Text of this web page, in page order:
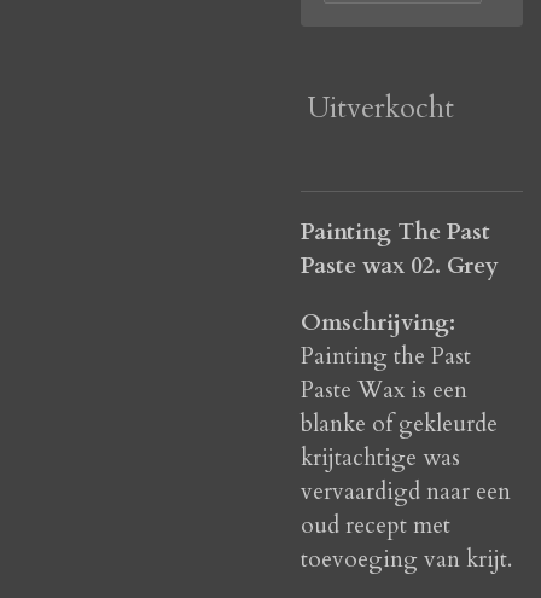
Uitverkocht
Painting The Past
Paste wax 02. Grey
Omschrijving:
Painting the Past
Paste Wax is een
blanke of gekleurde
krijtachtige was
vervaardigd naar een
oud recept met
toevoeging van krijt.